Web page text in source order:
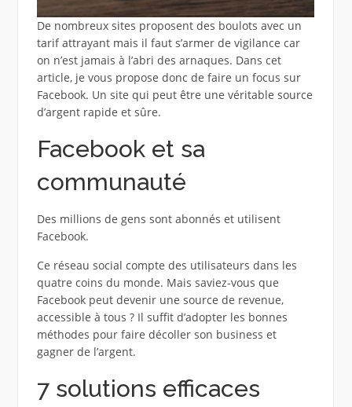
De nombreux sites proposent des boulots avec un
tarif attrayant mais il faut s’armer de vigilance car
on n’est jamais à l’abri des arnaques. Dans cet
article, je vous propose donc de faire un focus sur
Facebook. Un site qui peut être une véritable source
d’argent rapide et sûre.
Facebook et sa
communauté
Des millions de gens sont abonnés et utilisent
Facebook.
Ce réseau social compte des utilisateurs dans les
quatre coins du monde. Mais saviez-vous que
Facebook peut devenir une source de revenue,
accessible à tous ? Il suffit d’adopter les bonnes
méthodes pour faire décoller son business et
gagner de l’argent.
7 solutions efficaces